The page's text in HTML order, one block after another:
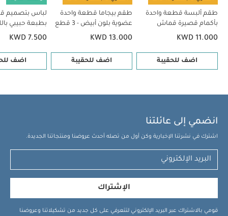
طقم ألبسة قطعة واحدة
بأكمام قصيرة قماش
عضوي بلون أبيض - 5 قطع
KWD 11.000
اضف للحقيبة
طقم بيجاما قطعة واحدة
عضوية بلون أبيض - 3 قطع
KWD 13.000
اضف للحقيبة
لباس بتصميم
بطبعة حبيبي
KWD 7.500
اضف
انضمي إلى عائلتنا
اشترك في نشرتنا الإخبارية وكن أول من تصله أحدث عروضنا ومنتجاتنا الجديدة.
الإشتراك
قومي بالاشتراك عبر البريد الإلكتروني لتتعرفي على كل جديد من تشكيلاتنا وعروضنا